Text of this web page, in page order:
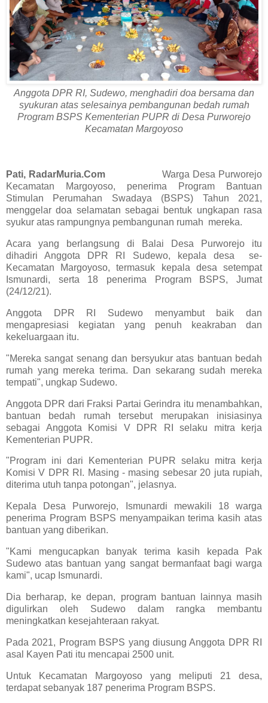
Anggota DPR RI, Sudewo, menghadiri doa bersama dan
syukuran atas selesainya pembangunan bedah rumah
Program BSPS Kementerian PUPR di Desa Purworejo
Kecamatan Margoyoso
Pati, RadarMuria.Com Warga Desa Purworejo
Kecamatan Margoyoso, penerima Program Bantuan
Stimulan Perumahan Swadaya (BSPS) Tahun 2021,
menggelar doa selamatan sebagai bentuk ungkapan rasa
syukur atas rampungnya pembangunan rumah mereka.
Acara yang berlangsung di Balai Desa Purworejo itu
dihadiri Anggota DPR RI Sudewo, kepala desa se-
Kecamatan Margoyoso, termasuk kepala desa setempat
Ismunardi, serta 18 penerima Program BSPS, Jumat
(24/12/21).
Anggota DPR RI Sudewo menyambut baik dan
mengapresiasi kegiatan yang penuh keakraban dan
kekeluargaan itu.
"Mereka sangat senang dan bersyukur atas bantuan bedah
rumah yang mereka terima. Dan sekarang sudah mereka
tempati", ungkap Sudewo.
Anggota DPR dari Fraksi Partai Gerindra itu menambahkan,
bantuan bedah rumah tersebut merupakan inisiasinya
sebagai Anggota Komisi V DPR RI selaku mitra kerja
Kementerian PUPR.
"Program ini dari Kementerian PUPR selaku mitra kerja
Komisi V DPR RI. Masing - masing sebesar 20 juta rupiah,
diterima utuh tanpa potongan", jelasnya.
Kepala Desa Purworejo, Ismunardi mewakili 18 warga
penerima Program BSPS menyampaikan terima kasih atas
bantuan yang diberikan.
"Kami mengucapkan banyak terima kasih kepada Pak
Sudewo atas bantuan yang sangat bermanfaat bagi warga
kami", ucap Ismunardi.
Dia berharap, ke depan, program bantuan lainnya masih
digulirkan oleh Sudewo dalam rangka membantu
meningkatkan kesejahteraan rakyat.
Pada 2021, Program BSPS yang diusung Anggota DPR RI
asal Kayen Pati itu mencapai 2500 unit.
Untuk Kecamatan Margoyoso yang meliputi 21 desa,
terdapat sebanyak 187 penerima Program BSPS.